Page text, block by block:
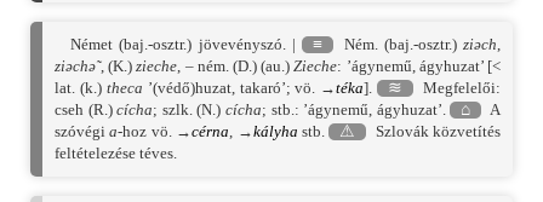
Német (baj.-osztr.) jövevényszó. | ≡ Ném. (baj.-osztr.)ziəch,
ziəchə˜, (K.)zieche, – ném. (D.) (au.)Zieche: ’ágynemű, ágyhuzat’ [<
lat. (k.) theca ’(védő)huzat, takaró’; vö. →téka]. ≋
Megfelelői:
cseh (R.)cícha; szlk. (N.)cícha; stb.: ’ágynemű, ágyhuzat’. ⌂
A
szóvégia-hoz vö. →cérna, →kályha stb. ⚠
Szlovák közvetítés
feltételezése téves.